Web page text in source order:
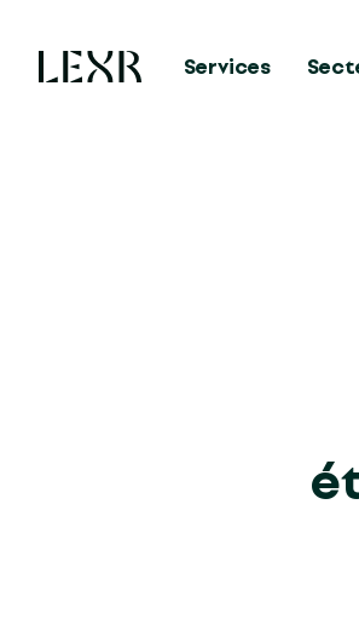
Services